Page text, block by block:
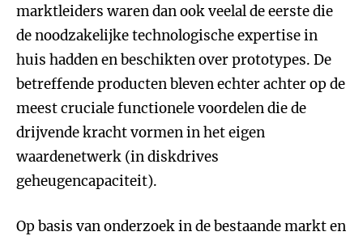
marktleiders waren dan ook veelal de eerste die
de noodzakelijke technologische expertise in
huis hadden en beschikten over prototypes. De
betreffende producten bleven echter achter op de
meest cruciale functionele voordelen die de
drijvende kracht vormen in het eigen
waardenetwerk (in diskdrives
geheugencapaciteit).
Op basis van onderzoek in de bestaande markt en